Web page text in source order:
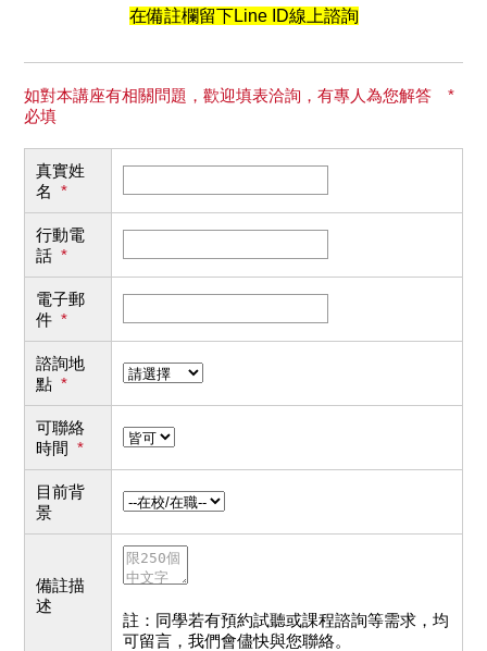
在備註欄留下Line ID線上諮詢
如對本講座有相關問題，歡迎填表洽詢，有專人為您解答 *
必填
真實姓
名 *
行動電
話 *
電子郵
件 *
諮詢地
點 *
可聯絡
時間 *
目前背
景
備註描
述
註：同學若有預約試聽或課程諮詢等需求，均
可留言，我們會儘快與您聯絡。